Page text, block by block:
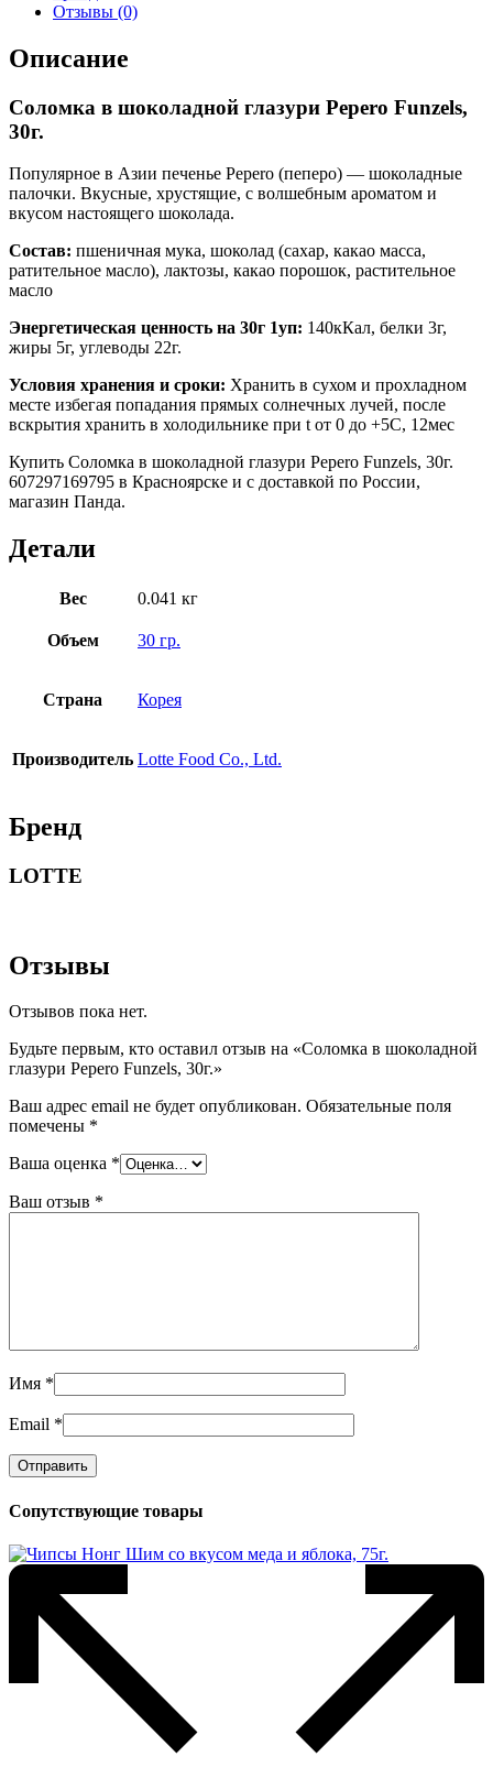
Отзывы (0)
Описание
Соломка в шоколадной глазури Pepero Funzels,
30г.
Популярное в Азии печенье Pepero (пеперо) — шоколадные
палочки. Вкусные, хрустящие, с волшебным ароматом и
вкусом настоящего шоколада.
Состав: пшеничная мука, шоколад (сахар, какао масса,
ратительное масло), лактозы, какао порошок, растительное
масло
Энергетическая ценность на 30г 1уп: 140кКал, белки 3г,
жиры 5г, углеводы 22г.
Условия хранения и сроки: Хранить в сухом и прохладном
месте избегая попадания прямых солнечных лучей, после
вскрытия хранить в холодильнике при t от 0 до +5C, 12мес
Купить Соломка в шоколадной глазури Pepero Funzels, 30г.
607297169795 в Красноярске и с доставкой по России,
магазин Панда.
Детали
Вес 0.041 кг
Объем 30 гр.
Страна Корея
Производитель Lotte Food Co., Ltd.
Бренд
LOTTE
Отзывы
Отзывов пока нет.
Будьте первым, кто оставил отзыв на «Соломка в шоколадной
глазури Pepero Funzels, 30г.»
Ваш адрес email не будет опубликован. Обязательные поля
помечены *
Ваша оценка *
Ваш отзыв *
Имя *
Email *
Сопутствующие товары